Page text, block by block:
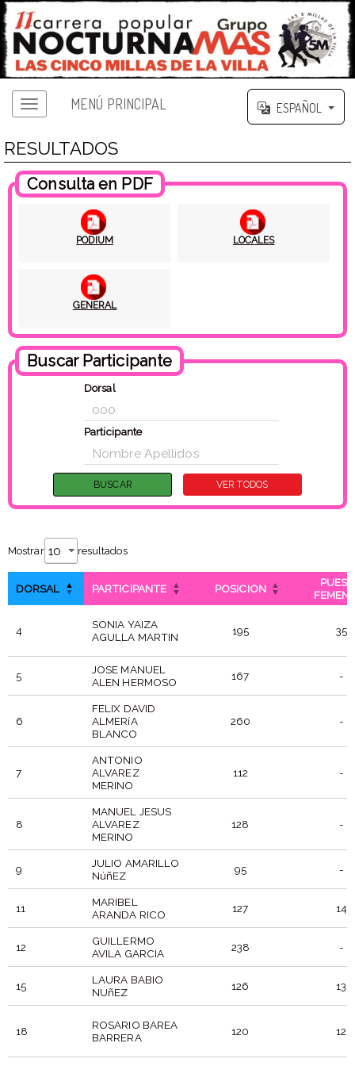
MENÚ PRINCIPAL ESPAÑOL
RESULTADOS
Consulta en PDF
PODIUM LOCALES
GENERAL
Buscar Participante
Dorsal
Participante
Mostrar resultados
DORSAL PARTICIPANTE POSICION
4
SONIA YAIZA
AGULLA MARTIN
195 35
5
JOSE MANUEL
ALEN HERMOSO
167 -
6
FELIX DAVID
ALMERíA
BLANCO
260 -
7
ANTONIO
ALVAREZ
MERINO
112 -
8
MANUEL JESUS
ALVAREZ
MERINO
128 -
9
JULIO AMARILLO
NúñEZ
95 -
11
MARIBEL
ARANDA RICO
127 14
12
GUILLERMO
AVILA GARCIA
238 -
15
LAURA BABIO
NUñEZ
126 13
18
ROSARIO BAREA
BARRERA
120 12